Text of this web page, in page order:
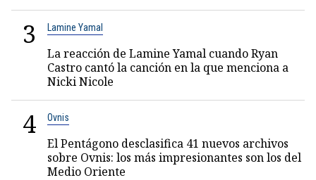
3 Lamine Yamal
La reacción de Lamine Yamal cuando Ryan
Castro cantó la canción en la que menciona a
Nicki Nicole
4 Ovnis
El Pentágono desclasifica 41 nuevos archivos
sobre Ovnis: los más impresionantes son los del
Medio Oriente